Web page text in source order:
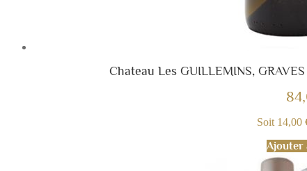
Chateau Les GUILLEMINS,
Soit 14,00
Ajouter